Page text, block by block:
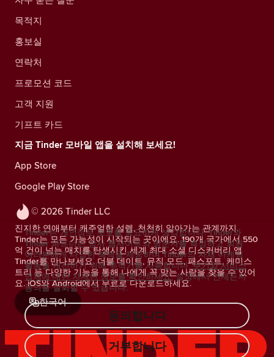
© 2026 Tinder LLC
진지한 연애부터 캐주얼한 설렘, 천천히 알아가는 관계까지.
Tinder는 모든 가능성이 시작되는 곳이에요. 190개 국가에서 550
억 건이 넘는 매치를 탄생시킨 세계 최대 소셜 디스커버리 앱
Tinder를 만나보세요. 더블 데이트, 뮤직 모드, 패스포트, 케미스
트리 등 다양한 기능을 통해 나에게 꼭 맞는 사람을 찾을 수 있어
요. iOS와 Android에서 무료로 다운로드하세요.
한국어
목적지
홍보실
연락처
프로모션 코드
고객 지원
기프트 카드
지금 Tinder 모바일 앱을 설치해 보세요!
App Store
Google Play Store
Tinder는 개인정보 보호를 중요하게 생각합니다. Tinder와
Tinder 파트너는 당사 웹사이트의 방문자를 측정하고 회원
여러분에게 다양한 혜택을 제공하며 Tinder의 자체 마케팅
활동을 개선하기 위해 추적기를 사용합니다. 쿠키와 서비스
업체에 대한 자세한 정보를 확인하세요. 설정에서 언제든지
동의를 철회할 수 있습니다.
동의합니다
거부합니다